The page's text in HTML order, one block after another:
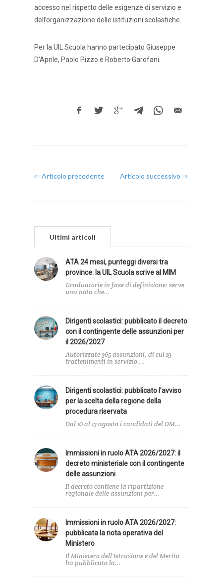
accesso nel rispetto delle esigenze di servizio e
dell’organizzazione delle istituzioni scolastiche.
Per la UIL Scuola hanno partecipato Giuseppe
D’Aprile, Paolo Pizzo e Roberto Garofani.
⇐ Articolo precedente Articolo successivo ⇒
Ultimi articoli
ATA 24 mesi, punteggi diversi tra
province: la UIL Scuola scrive al MIM
Graduatorie in fase di definizione: serve
una nota che...
Dirigenti scolastici: pubblicato il decreto
con il contingente delle assunzioni per
il 2026/2027
Autorizzate 365 assunzioni, di cui 19
trattenimenti in servizio....
Dirigenti scolastici: pubblicato l’avviso
per la scelta della regione della
procedura riservata
Dal 10 al 13 agosto i candidati del DM...
Immissioni in ruolo ATA 2026/2027: il
decreto ministeriale con il contingente
delle assunzioni
Il decreto contiene la ripartizione
regionale delle assunzioni per...
Immissioni in ruolo ATA 2026/2027:
pubblicata la nota operativa del
Ministero
Il Ministero dell'Istruzione e del Merito
ha pubblicato la...